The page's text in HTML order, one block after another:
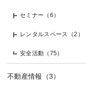
セミナー （6）
レンタルスペース （2）
安全活動 （75）
不動産情報 （3）